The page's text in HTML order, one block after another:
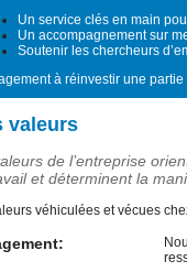
Un service clés en main
Un accompagnement sur
Soutenir les chercheurs
à réinvestir une
valeurs
de l’entreprise
et déterminent la
véhiculées et vécues